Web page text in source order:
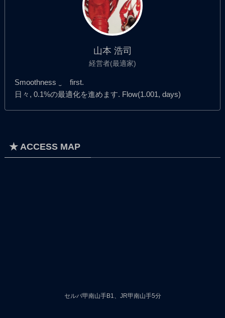
山本 浩司
経営者(最適家)
Smoothness ‿ first.
日々, 0.1%の最適化を進めます. Flow(1.001, days)
★ ACCESS MAP
セルバ甲南山手B1、JR甲南山手5分